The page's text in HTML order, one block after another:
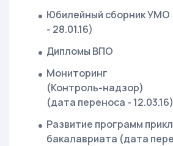
Юбилейный сборник УМО
- 28.01.16)
Дипломы ВПО
Мониторинг
(Контроль-надзор)
(дата переноса - 12.03.16)
Развитие программ
бакалавриата (дата